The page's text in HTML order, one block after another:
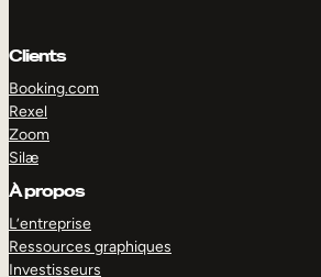
Clients
Booking.com
Rexel
Zoom
Silæ
À propos
L’entreprise
Ressources graphiques
Investisseurs